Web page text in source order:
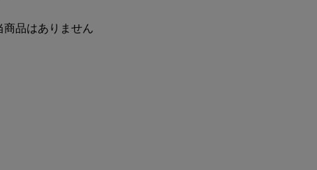
商品はありません